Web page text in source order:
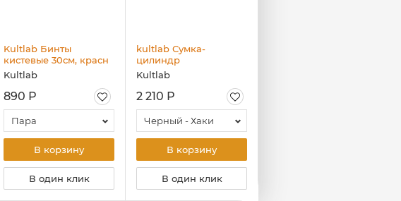
Kultlab Бинты
кистевые 30см, красн
Kultlab
890 Р
Пара
В корзину
В один клик
kultlab Сумка-
цилиндр
Kultlab
2 210 Р
Черный - Хаки
В корзину
В один клик